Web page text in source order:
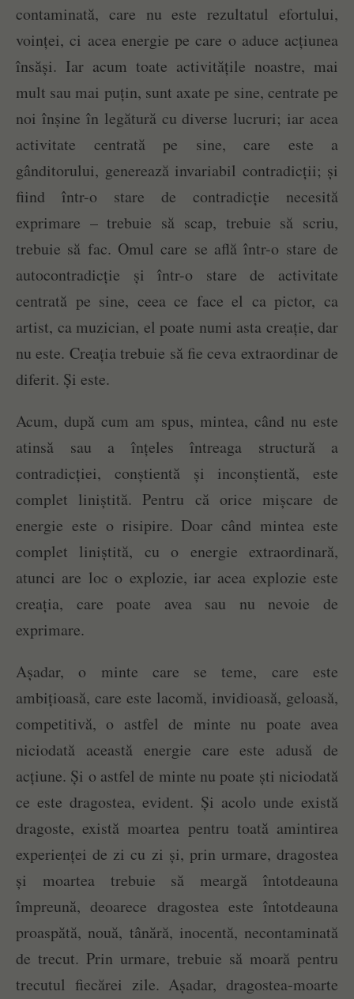
contaminată, care nu este rezultatul efortului,
voinței, ci acea energie pe care o aduce acțiunea
însăși. Iar acum toate activitățile noastre, mai
mult sau mai puțin, sunt axate pe sine, centrate pe
noi înșine în legătură cu diverse lucruri; iar acea
activitate centrată pe sine, care este a
gânditorului, generează invariabil contradicții; și
fiind într-o stare de contradicție necesită
exprimare – trebuie să scap, trebuie să scriu,
trebuie să fac. Omul care se află într-o stare de
autocontradicție și într-o stare de activitate
centrată pe sine, ceea ce face el ca pictor, ca
artist, ca muzician, el poate numi asta creație, dar
nu este. Creația trebuie să fie ceva extraordinar de
diferit. Și este.
Acum, după cum am spus, mintea, când nu este
atinsă sau a înțeles întreaga structură a
contradicției, conștientă și inconștientă, este
complet liniștită. Pentru că orice mișcare de
energie este o risipire. Doar când mintea este
complet liniștită, cu o energie extraordinară,
atunci are loc o explozie, iar acea explozie este
creația, care poate avea sau nu nevoie de
exprimare.
Așadar, o minte care se teme, care este
ambițioasă, care este lacomă, invidioasă, geloasă,
competitivă, o astfel de minte nu poate avea
niciodată această energie care este adusă de
acțiune. Și o astfel de minte nu poate ști niciodată
ce este dragostea, evident. Și acolo unde există
dragoste, există moartea pentru toată amintirea
experienței de zi cu zi și, prin urmare, dragostea
și moartea trebuie să meargă întotdeauna
împreună, deoarece dragostea este întotdeauna
proaspătă, nouă, tânără, inocentă, necontaminată
de trecut. Prin urmare, trebuie să moară pentru
trecutul fiecărei zile. Așadar, dragostea-moarte